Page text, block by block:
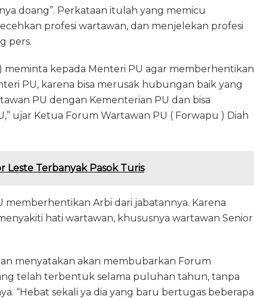
doang”. Perkataan itulah yang memicu
profesi wartawan, dan menjelekan profesi
pers.
meminta kepada Menteri PU agar memberhentikan
PU, karena bisa merusak hubungan baik yang
PU dengan Kementerian PU dan bisa
ujar Ketua Forum Wartawan PU ( Forwapu ) Diah
Leste Terbanyak Pasok Turis
Arbi dari jabatannya. Karena
hati wartawan, khususnya wartawan Senior
menyatakan akan membubarkan Forum
telah terbentuk selama puluhan tahun, tanpa
“Hebat sekali ya dia yang baru bertugas beberapa